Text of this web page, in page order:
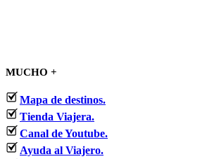
MUCHO +
Mapa de destinos.
Tienda Viajera.
Canal de Youtube.
Ayuda al Viajero.